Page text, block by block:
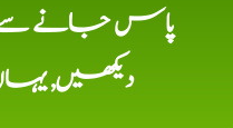
پاس جانے سے
دیکھیں,